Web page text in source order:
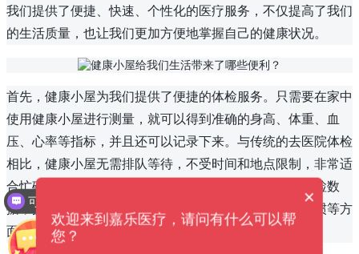
我们提供了便捷、快速、个性化的医疗服务，不仅提高了我们
的生活质量，也让我们更加方便地掌握自己的健康状况。
首先，健康小屋为我们提供了便捷的体检服务。只需要在家中
使用健康小屋进行测量，就可以得到准确的身高、体重、血
压、心率等指标，并且还可以记录下来。与传统的去医院体检
相比，健康小屋无需排队等待，不受时间和地点限制，非常适
合忙碌的现代人。同时，健康小屋还可以根据我们的体检数
据，提供个性化的健康建议，包括饮食、运动、生活习惯等方
面，帮助我们更好地保持身体健康。
可以提供解决方案吗？ ×
欢迎来到嘉乐医疗，请问有什么可以帮
您？